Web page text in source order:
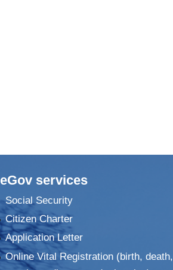
eGov services
Social Security
Citizen Charter
Application Letter
Online Vital Registration (birth, death,